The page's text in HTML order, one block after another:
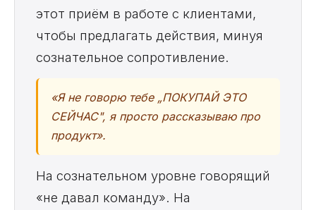
этот приём в работе с клиентами,
чтобы предлагать действия, минуя
сознательное сопротивление.
«Я не говорю тебе „ПОКУПАЙ ЭТО
СЕЙЧАС", я просто рассказываю про
продукт».
На сознательном уровне говорящий
«не давал команду». На